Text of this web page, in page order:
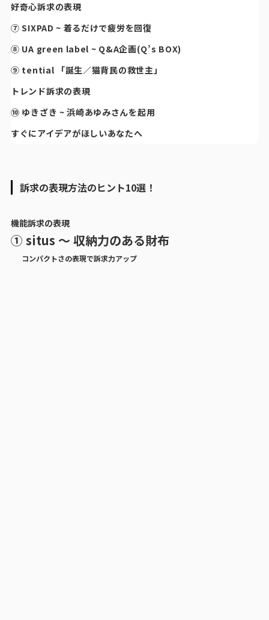
好奇心訴求の表現
⑦ SIXPAD ~ 着るだけで疲労を回復
⑧ UA green label ~ Q&A企画(Q’s BOX)
⑨ tential 「誕生／猫背民の救世主」
トレンド訴求の表現
⑩ ゆきざき ~ 浜崎あゆみさんを起用
すぐにアイデアがほしいあなたへ
訴求の表現方法のヒント10選！
機能訴求の表現
① situs 〜 収納力のある財布
コンパクトさの表現で訴求力アップ